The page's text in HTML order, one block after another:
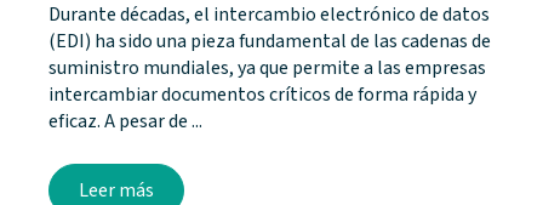
Durante décadas, el intercambio electrónico de datos
(EDI) ha sido una pieza fundamental de las cadenas de
suministro mundiales, ya que permite a las empresas
intercambiar documentos críticos de forma rápida y
eficaz. A pesar de ...
Leer más